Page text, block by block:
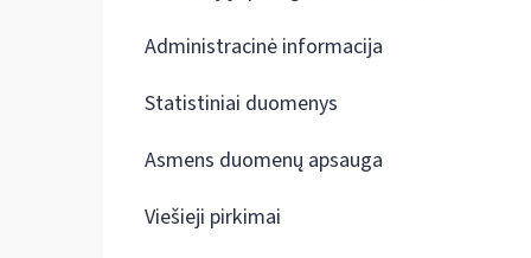
Administracinė informacija
Statistiniai duomenys
Asmens duomenų apsauga
Viešieji pirkimai